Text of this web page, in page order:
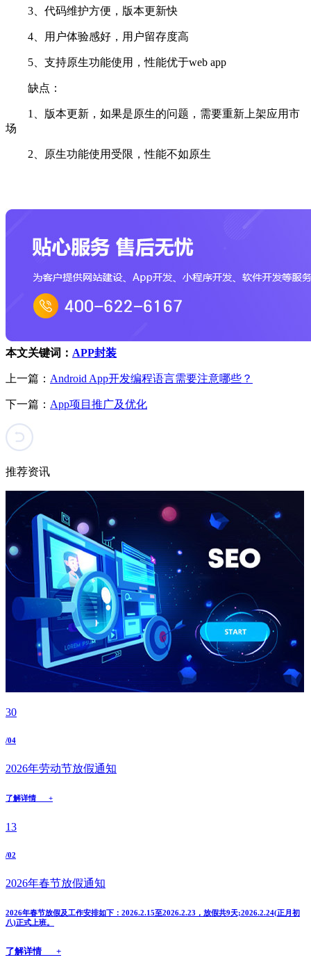
3、代码维护方便，版本更新快
4、用户体验感好，用户留存度高
5、支持原生功能使用，性能优于web app
缺点：
1、版本更新，如果是原生的问题，需要重新上架应用市
场
2、原生功能使用受限，性能不如原生
本文关键词： APP封装
上一篇： Android App开发编程语言需要注意哪些？
下一篇： App项目推广及优化
推荐资讯
30
/04
2026年劳动节放假通知
了解详情 +
13
/02
2026年春节放假通知
2026年春节放假及工作安排如下：2026.2.15至2026.2.23，放假共9天;2026.2.24(正月初
八)正式上班。
了解详情 +